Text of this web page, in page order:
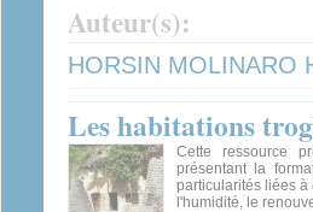
Auteur(s):
HORSIN MOLINARO
Les habitations
Cette ressource
présentant la
particularités liées à
l'humidité, le